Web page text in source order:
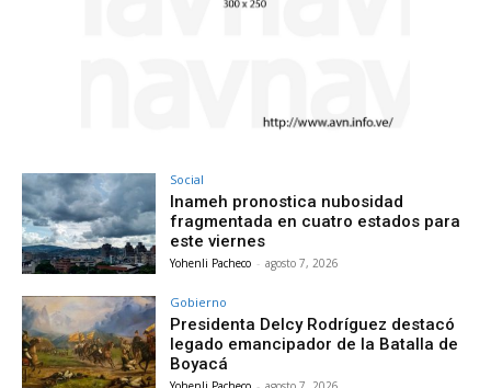
Social
Inameh pronostica nubosidad
fragmentada en cuatro estados para
este viernes
Yohenli Pacheco - agosto 7, 2026
Gobierno
Presidenta Delcy Rodríguez destacó
legado emancipador de la Batalla de
Boyacá